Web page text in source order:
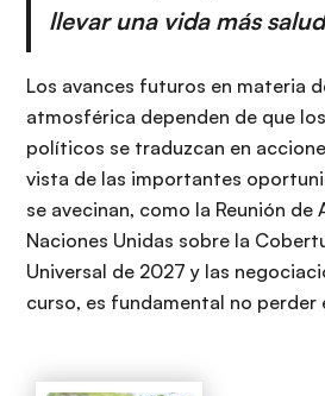
llevar una vida más
Los avances futuros en materia
atmosférica dependen de que
políticos se traduzcan en
vista de las importantes
se avecinan, como la Reunión de
Naciones Unidas sobre la
Universal de 2027 y las
curso, es fundamental no perder